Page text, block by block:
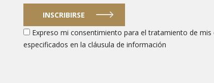
INSCRIBIRSE
Expreso mi consentimiento para el tratamiento de
especificados en la cláusula de información